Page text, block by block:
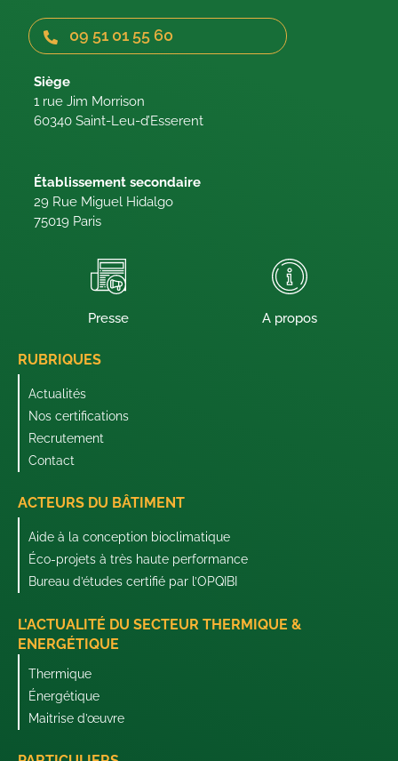
09 51 01 55 60
Siège
1 rue Jim Morrison
60340 Saint-Leu-d’Esserent
Établissement secondaire
29 Rue Miguel Hidalgo
75019 Paris
Presse A propos
RUBRIQUES
Actualités
Nos certifications
Recrutement
Contact
ACTEURS DU BÂTIMENT
Aide à la conception bioclimatique
Éco-projets à très haute performance
Bureau d’études certifié par l’OPQIBI
L'ACTUALITÉ DU SECTEUR THERMIQUE &
ENERGÉTIQUE
Thermique
Énergétique
Maitrise d’œuvre